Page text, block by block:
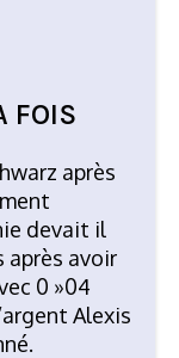
FOIS
après
devait il
après avoir
0 »04
Alexis